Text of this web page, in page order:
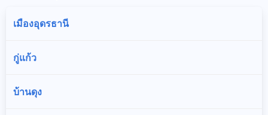
เมืองอุดรธานี
กู่แก้ว
บ้านดุง